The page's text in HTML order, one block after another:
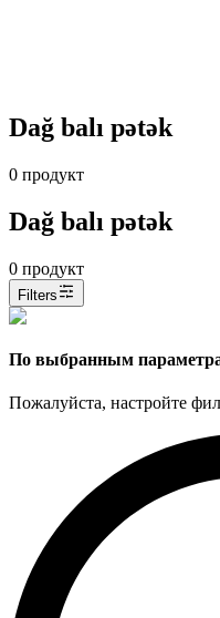
Dağ balı pətək
0 продукт
Dağ balı pətək
0 продукт
Filters
По выбранным
Пожалуйста, настройте